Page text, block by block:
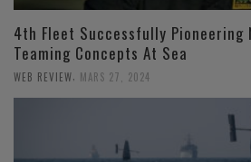
4th Fleet Successfully Pioneering
Teaming Concepts At Sea
WEB REVIEW, MARS 27, 2024